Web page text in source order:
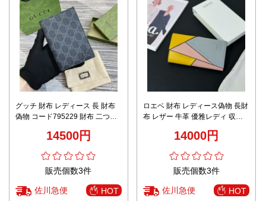
グッチ 財布 レディース 長 財布
偽物 コード795229 財布 二つ折
ケース 花柄 ブルー
14500円
販売個数3件
佐川急便 HOT
ロエベ 財布 レディース偽物 長財
布 レザー 牛革 優雅レディ 収納
14000円
販売個数3件
佐川急便 HOT